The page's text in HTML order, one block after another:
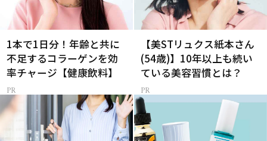
1本で1日分！年齢と共に
不足するコラーゲンを効
率チャージ【健康飲料】
【美STリュクス紙本さん
(54歳)】10年以上も続い
ている美容習慣とは？